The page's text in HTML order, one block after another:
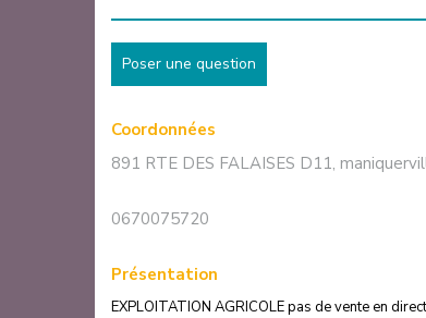
Poser une question
Coordonnées
891 RTE DES FALAISES D11,
0670075720
Présentation
EXPLOITATION AGRICOLE pas de vente en direct